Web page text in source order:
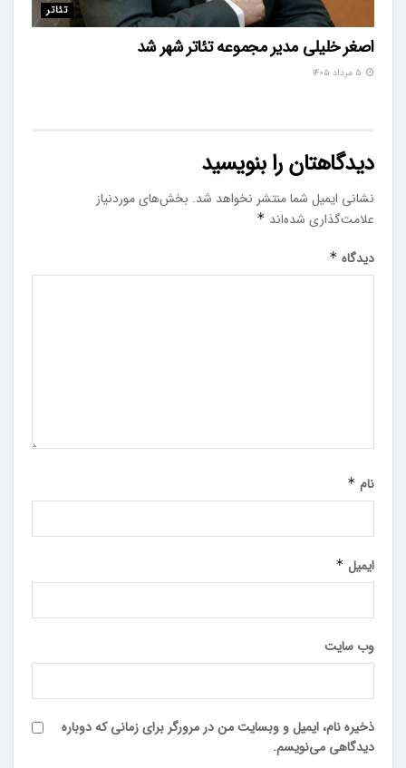
تئاتر
اصغر خلیلی مدیر مجموعه تئاتر شهر شد
دیدگاهتان را بنویسید
نشانی ایمیل شما منتشر نخواهد شد. بخش‌های موردنیاز
علامت‌گذاری شده‌اند *
دیدگاه *
نام *
ایمیل *
وب‌ سایت
ذخیره نام، ایمیل و وبسایت من در مرورگر برای زمانی که دوباره
دیدگاهی می‌نویسم.